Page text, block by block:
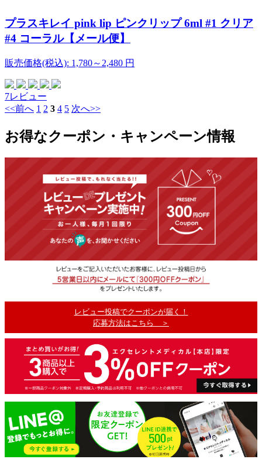
プラスキレイ pink lip ピンクリップ 6ml #1 クリア
#4 コーラル【メール便】
販売価格(税込): 1,780～2,480 円
7レビュー
<<前へ 1 2 3 4 5 次へ>>
お得なクーポン・キャンペーン情報
レビュー投稿でクーポンが届く！
応募方法はこちら ＞